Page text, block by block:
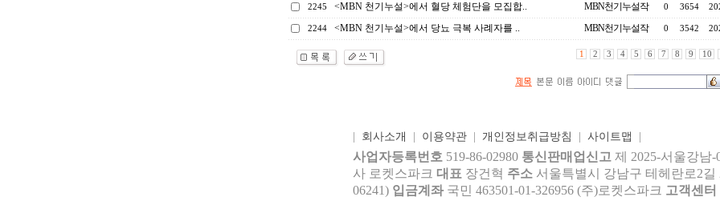
2245 <MBN 천기누설>에서 혈당 체험단을 모집합.. MBN천기누설작 0 3654
2244 <MBN 천기누설>에서 당뇨 극복 사례자를 .. MBN천기누설작 0 3542
1 2 3 4 5 6 7 8 9 10
회사소개 이용약관| 개인정보취급방침 사이트맵
사업자등록번호 519-86-02980 통신판매업신고 제 2025-서울강남-
사 로켓스파크 대표 장건혁 주소 서울특별시 강남구 테헤란로2길
06241) 입금계좌 국민 463501-01-326956 (주)로켓스파크 고객센